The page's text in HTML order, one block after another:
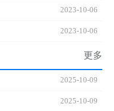
2023-10-06
2023-10-06
更多
2025-10-09
2025-10-09